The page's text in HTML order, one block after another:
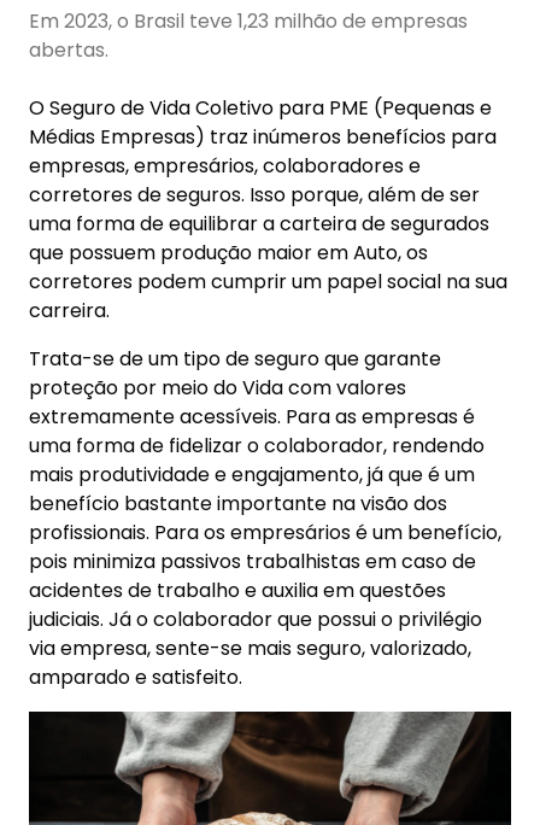
Em 2023, o Brasil teve 1,23 milhão de empresas
abertas.
O Seguro de Vida Coletivo para PME (Pequenas e
Médias Empresas) traz inúmeros benefícios para
empresas, empresários, colaboradores e
corretores de seguros. Isso porque, além de ser
uma forma de equilibrar a carteira de segurados
que possuem produção maior em Auto, os
corretores podem cumprir um papel social na sua
carreira.
Trata-se de um tipo de seguro que garante
proteção por meio do Vida com valores
extremamente acessíveis. Para as empresas é
uma forma de fidelizar o colaborador, rendendo
mais produtividade e engajamento, já que é um
benefício bastante importante na visão dos
profissionais. Para os empresários é um benefício,
pois minimiza passivos trabalhistas em caso de
acidentes de trabalho e auxilia em questões
judiciais. Já o colaborador que possui o privilégio
via empresa, sente-se mais seguro, valorizado,
amparado e satisfeito.